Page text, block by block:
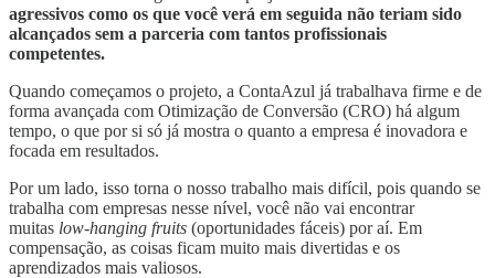
agressivos como os que você verá em seguida não teriam sido
alcançados sem a parceria com tantos profissionais
competentes.
Quando começamos o projeto, a ContaAzul já trabalhava firme e de
forma avançada com Otimização de Conversão (CRO) há algum
tempo, o que por si só já mostra o quanto a empresa é inovadora e
focada em resultados.
Por um lado, isso torna o nosso trabalho mais difícil, pois quando se
trabalha com empresas nesse nível, você não vai encontrar
muitas low-hanging fruits (oportunidades fáceis) por aí. Em
compensação, as coisas ficam muito mais divertidas e os
aprendizados mais valiosos.